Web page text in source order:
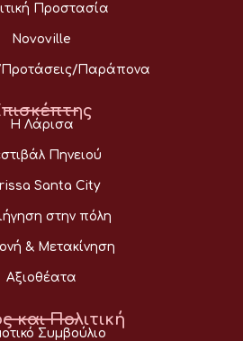
Προστασία
Novoville
Προτάσεις/Παράπονα
Η Λάρισα
Πηνειού
Santa City
στην πόλη
& Μετακίνηση
Αξιοθέατα
και Πολιτική
Συμβούλιο